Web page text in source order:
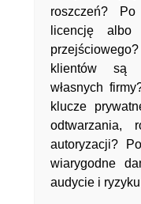
roszczeń?
licencję
klientów są
własnych
klucze
odtwarzania,
autoryzacji?
wiarygodne
audycie i